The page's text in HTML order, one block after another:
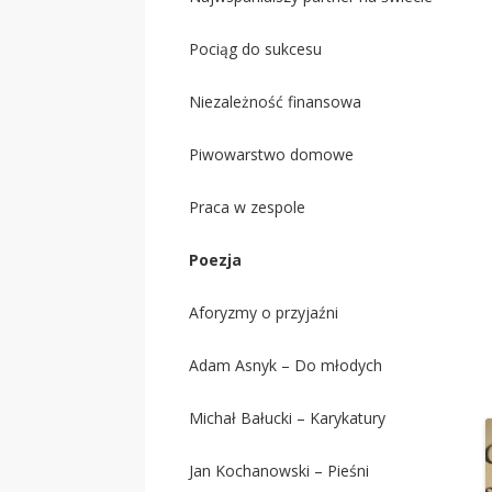
Pociąg do sukcesu
Niezależność finansowa
Piwowarstwo domowe
Praca w zespole
Poezja
Aforyzmy o przyjaźni
Adam Asnyk – Do młodych
Michał Bałucki – Karykatury
Jan Kochanowski – Pieśni